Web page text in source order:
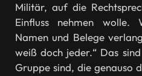
Militär, auf die
Einfluss nehmen wolle.
Namen und Belege
weiß doch jeder.“ Das
Gruppe sind, die genauso